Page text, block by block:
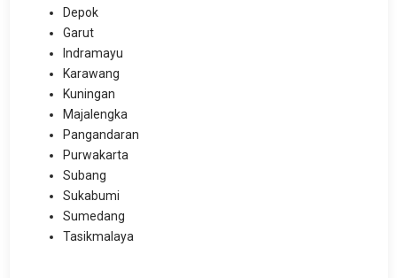
Depok
Garut
Indramayu
Karawang
Kuningan
Majalengka
Pangandaran
Purwakarta
Subang
Sukabumi
Sumedang
Tasikmalaya